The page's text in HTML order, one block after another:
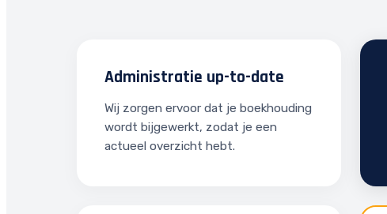
Administratie up-to-date
Wij zorgen ervoor dat je boekhouding
wordt bijgewerkt, zodat je een
actueel overzicht hebt.